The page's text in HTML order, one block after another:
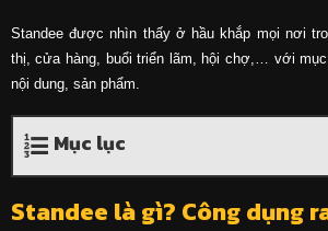
Standee được nhìn thấy ở hầu khắp mọi nơi
thị, cửa hàng, buổi triển lãm, hội chợ,… với
nội dung, sản phẩm.
Mục lục
Standee là gì? Công dụng